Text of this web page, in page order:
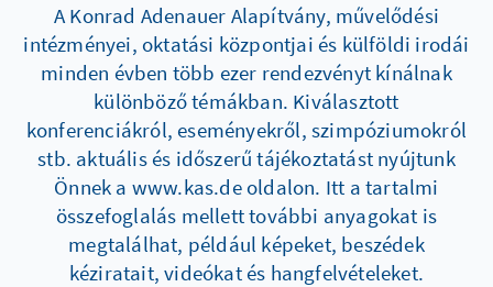
A Konrad Adenauer Alapítvány, művelődési
intézményei, oktatási központjai és külföldi irodái
minden évben több ezer rendezvényt kínálnak
különböző témákban. Kiválasztott
konferenciákról, eseményekről, szimpóziumokról
stb. aktuális és időszerű tájékoztatást nyújtunk
Önnek a www.kas.de oldalon. Itt a tartalmi
összefoglalás mellett további anyagokat is
megtalálhat, például képeket, beszédek
kéziratait, videókat és hangfelvételeket.